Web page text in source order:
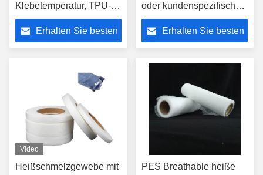
Klebetemperatur, TPU-
Schmelzklebstoff-
NetzfolieErhalten Sie besten
oder kundenspezifische
Breite
Heißschmelzklebebahnfolie
Erhalten Sie besten
Video
Heißschmelzgewebe mit
PES Breathable heiße